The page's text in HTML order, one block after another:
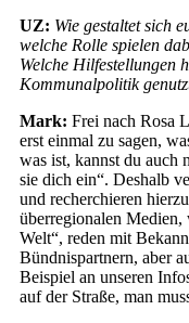
UZ: Wie gestaltet sich
welche Rolle spielen
Welche Hilfestellungen
Kommunalpolitik
Mark: Frei nach Rosa
erst einmal zu sagen,
was ist, kannst du auch
sie dich ein“. Deshalb
und recherchieren
überregionalen
Welt“, reden mit
Bündnispartnern, aber
Beispiel an unseren
auf der Straße, man